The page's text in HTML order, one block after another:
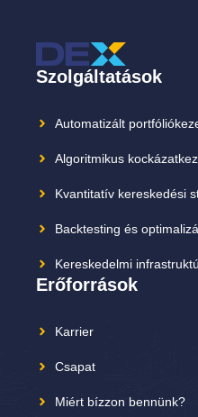
Szolgáltatások
Automatizált
Algoritmikus
Kvantitatív kereskedési
Backtesting és
Kereskedelmi
Erőforrások
Karrier
Csapat
Miért bízzon bennünk?